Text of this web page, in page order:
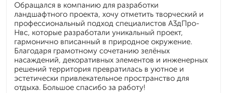
Обращался в компанию для разработки
ландшафтного проекта, хочу отметить творческий и
профессиональный подход специалистов А3дПро-
Нвс, которые разработали уникальный проект,
гармонично вписанный в природное окружение.
Благодаря грамотному сочетанию зелёных
насаждений, декоративных элементов и инженерных
решений территория превратилась в уютное и
эстетически привлекательное пространство для
отдыха. Большое спасибо за работу!